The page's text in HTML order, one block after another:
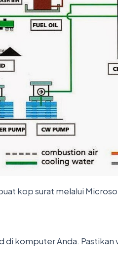
kop surat melalui
komputer Anda. Pastikan